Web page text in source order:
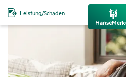
Leistung/Schaden